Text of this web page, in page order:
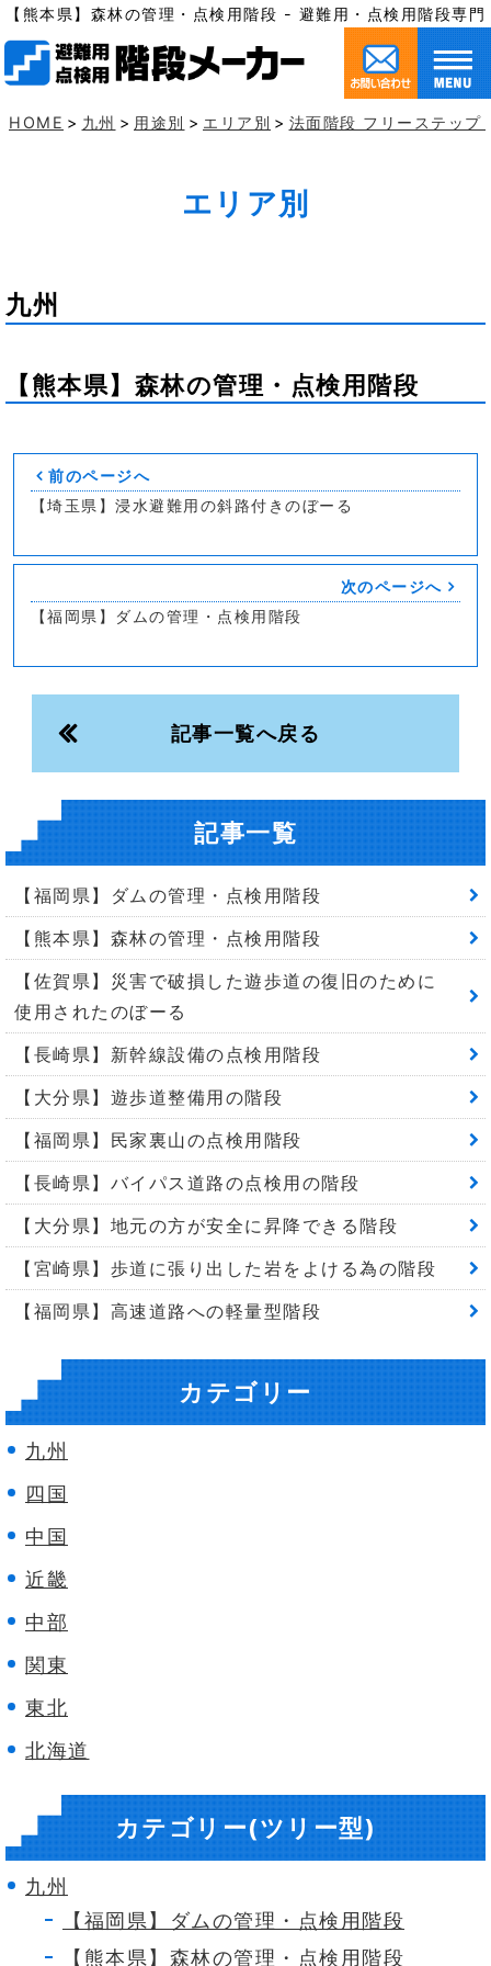
【熊本県】森林の管理・点検用階段 - 避難用・点検用階段専
HOME > 九州 > 用途別 > エリア別 > 法面階段 フリーステップ
エリア別
九州
【熊本県】森林の管理・点検用階段
前のページへ
【埼玉県】浸水避難用の斜路付きのぼーる
次のページへ
【福岡県】ダムの管理・点検用階段
記事一覧へ戻る
記事一覧
【福岡県】ダムの管理・点検用階段
【熊本県】森林の管理・点検用階段
【佐賀県】災害で破損した遊歩道の復旧のために
使用されたのぼーる
【長崎県】新幹線設備の点検用階段
【大分県】遊歩道整備用の階段
【福岡県】民家裏山の点検用階段
【長崎県】バイパス道路の点検用の階段
【大分県】地元の方が安全に昇降できる階段
【宮崎県】歩道に張り出した岩をよける為の階段
【福岡県】高速道路への軽量型階段
カテゴリー
九州
四国
中国
近畿
中部
関東
東北
北海道
カテゴリー(ツリー型)
九州
【福岡県】ダムの管理・点検用階段
【熊本県】森林の管理・点検用階段